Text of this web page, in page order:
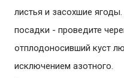
листья и засохшие
посадки - проведите
отплодоносивший куст
исключением азотного.